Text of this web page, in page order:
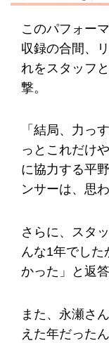
このパフォー
収録の合間、
れをスタッフ
撃。
「結局、力っ
っとこれだけ
に協力する平
ンサーは、思
さらに、スタ
んな1年でし
かった」と返答
また、永瀬さ
えた年だった